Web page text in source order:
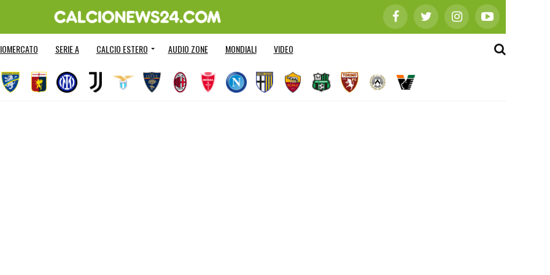
SERIE A CALCIO ESTERO AUDIO ZONE MONDIALI VIDEO